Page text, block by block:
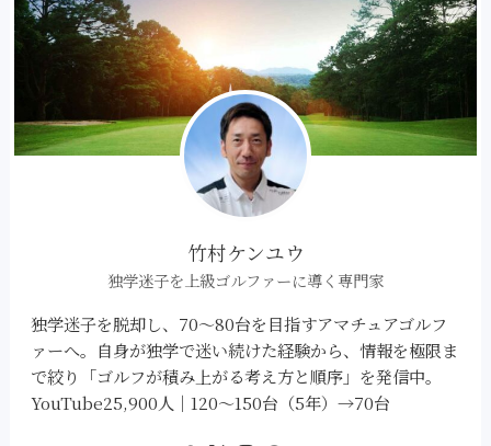
竹村ケンユウ
独学迷子を上級ゴルファーに導く専門家
独学迷子を脱却し、70～80台を目指すアマチュアゴルフ
ァーへ。自身が独学で迷い続けた経験から、情報を極限ま
で絞り「ゴルフが積み上がる考え方と順序」を発信中。
YouTube25,900人｜120～150台（5年）→70台